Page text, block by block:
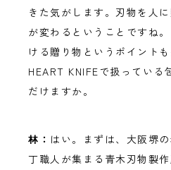
きた気がします。刃物を人
が変わるということですね
ける贈り物というポイント
HEART KNIFEで扱っている
だけますか。
林： はい。まずは、大阪堺
丁職人が集まる青木刃物製